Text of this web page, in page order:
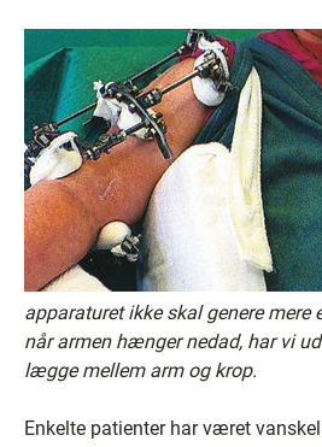
apparaturet ikke skal genere mere
når armen hænger nedad, har vi
lægge mellem arm og krop.
Enkelte patienter har været